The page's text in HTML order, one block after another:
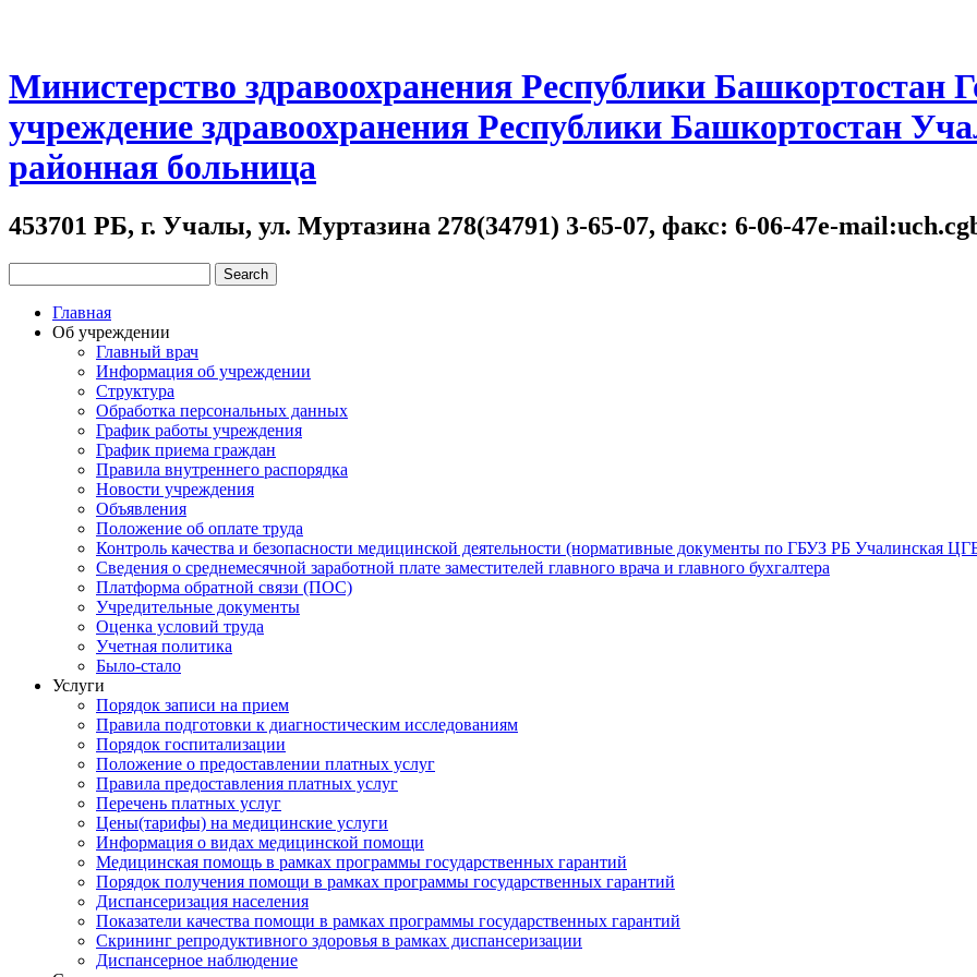
Министерство здравоохранения Республики Башкортостан
учреждение здравоохранения Республики Башкортостан
районная больница
453701 РБ, г. Учалы, ул. Муртазина 278(34791) 3-65-07, факс: 6-06-47e-
Главная
Об учреждении
Главный врач
Информация об учреждении
Структура
Обработка персональных данных
График работы учреждения
График приема граждан
Правила внутреннего распорядка
Новости учреждения
Объявления
Положение об оплате труда
Контроль качества и безопасности медицинской деятельности (нормативные документы по ГБУЗ РБ Учалинская
Сведения о среднемесячной заработной плате заместителей главного врача и главного бухгалтера
Платформа обратной связи (ПОС)
Учредительные документы
Оценка условий труда
Учетная политика
Было-стало
Услуги
Порядок записи на прием
Правила подготовки к диагностическим исследованиям
Порядок госпитализации
Положение о предоставлении платных услуг
Правила предоставления платных услуг
Перечень платных услуг
Цены(тарифы) на медицинские услуги
Информация о видах медицинской помощи
Медицинская помощь в рамках программы государственных гарантий
Порядок получения помощи в рамках программы государственных гарантий
Диспансеризация населения
Показатели качества помощи в рамках программы государственных гарантий
Скрининг репродуктивного здоровья в рамках диспансеризации
Диспансерное наблюдение